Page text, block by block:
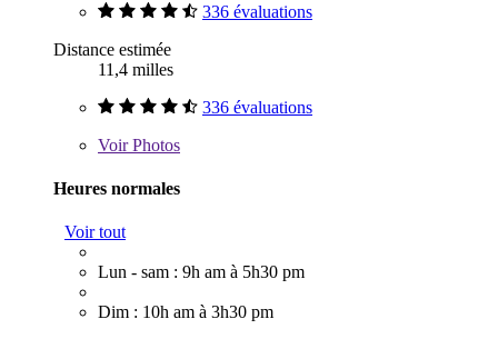
336 évaluations
Distance estimée
11,4 milles
336 évaluations
VoirPhotos
Heures normales
Voir tout
Lun - sam : 9h am à 5h30 pm
Dim : 10h am à 3h30 pm